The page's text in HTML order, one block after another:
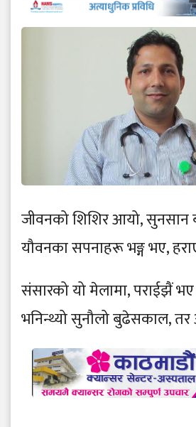
जीवनको शिशिर आयो, सुनसान
यौवनका सपनाहरू भङ्ग भए,
संसारको यो मेलामा, पराईझैं
भनिन्थ्यो सुनौलो बुढेसकाल,